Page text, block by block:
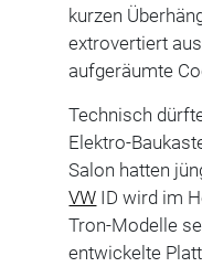
kurzen
extrovertiert
aufgeräumte
Technisch
Elektro-
Salon hatten
VW ID wird im
Tron-Modelle
entwickelte